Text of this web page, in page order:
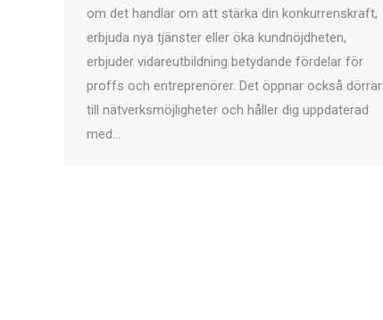
om det handlar om att stärka din konkurrenskraft,
erbjuda nya tjänster eller öka kundnöjdheten,
erbjuder vidareutbildning betydande fördelar för
proffs och entreprenörer. Det öppnar också dörrar
till nätverksmöjligheter och håller dig uppdaterad
med...